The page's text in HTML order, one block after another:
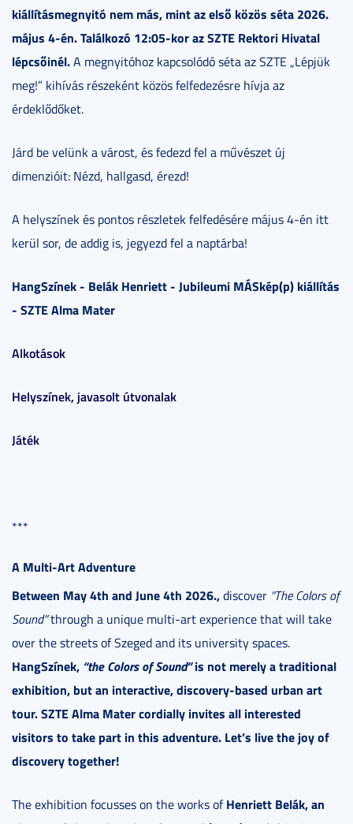
kiállításmegnyitó nem más, mint az első közös séta 2026.
május 4-én. Találkozó 12:05-kor az SZTE Rektori Hivatal
lépcsőinél.A megnyitóhoz kapcsolódó séta az SZTE „Lépjük
meg!” kihívás részeként közös felfedezésre hívja az
érdeklődőket.
Járd be velünk a várost, és fedezd fel a művészet új
dimenzióit: Nézd, hallgasd, érezd!
A helyszínek és pontos részletek felfedésére május 4-én itt
kerül sor, de addig is, jegyezd fel a naptárba!
HangSzínek - Belák Henriett - Jubileumi MÁSkép(p) kiállítás
- SZTE Alma Mater
Alkotások
Helyszínek, javasolt útvonalak
Játék
***
A Multi-Art Adventure
Between May 4th and June 4th 2026.,discover “The Colors of
Sound”through a unique multi-art experience that will take
over the streets of Szeged and its university spaces.
HangSzínek, “the Colors of Sound”is not merely a traditional
exhibition, but an interactive, discovery-based urban art
tour. SZTE Alma Mater cordially invites all interested
visitors to take part in this adventure. Let’s live the joy of
discovery together!
The exhibition focusses on the works ofHenriett Belák, an